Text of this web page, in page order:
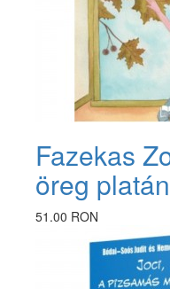
Fazekas
öreg
51.00 RON